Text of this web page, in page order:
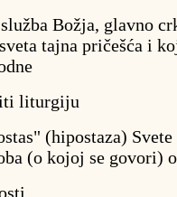
Božja, glavno
tajna pričešća i
liturgiju
(hipostaza)
(o kojoj se govori)